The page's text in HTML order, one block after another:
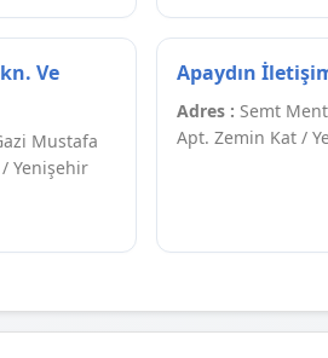
Ve
Mustafa
Yenişehir
Apaydın
Adres : Semt
Apt. Zemin Kat /